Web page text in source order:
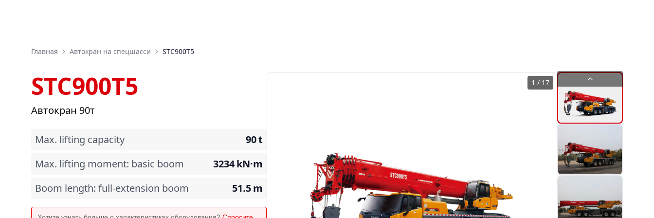
Главная Автокран на спецшасси STC900T5
STC900T5
Автокран 90т
Max. lifting capacity 90t
Max. lifting moment: basic boom
3234kN·m
Boom length: full-extension boom
51.5m
1 / 17